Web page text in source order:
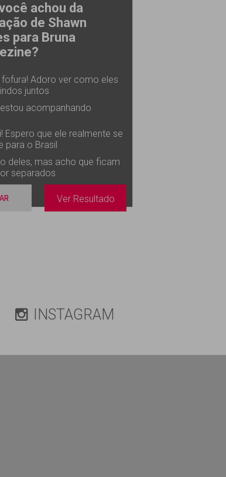
achou da
de Shawn
para Bruna
fofura! Adoro ver como eles
juntos
acompanhando
Espero que ele realmente se
para o Brasil
deles, mas acho que ficam
separados
Ver Resultado
INSTAGRAM